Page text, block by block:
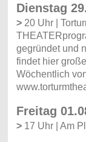
Dienstag
> 20 Uhr |
gegründet und
findet hier
Wöchentlich
Freitag
> 17 Uhr | Am